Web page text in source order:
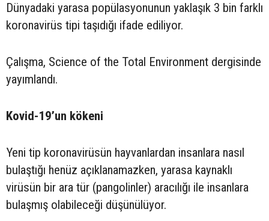
Dünyadaki yarasa popülasyonunun yaklaşık 3 bin farklı
koronavirüs tipi taşıdığı ifade ediliyor.
Çalışma, Science of the Total Environment dergisinde
yayımlandı.
Kovid-19’un kökeni
Yeni tip koronavirüsün hayvanlardan insanlara nasıl
bulaştığı henüz açıklanamazken, yarasa kaynaklı
virüsün bir ara tür (pangolinler) aracılığı ile insanlara
bulaşmış olabileceği düşünülüyor.